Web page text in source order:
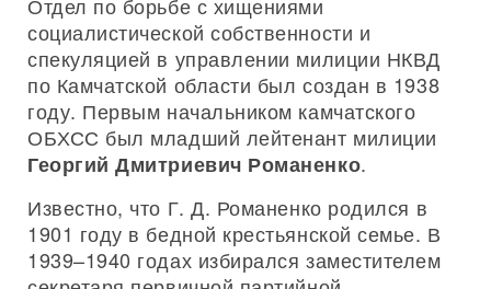
социалистической собственности и
спекуляцией в управлении милиции НКВД
по Камчатской области был создан в 1938
году. Первым начальником камчатского
ОБХСС был младший лейтенант милиции
Георгий Дмитриевич Романенко.
Известно, что Г. Д. Романенко родился в
1901 году в бедной крестьянской семье. В
1939–1940 годах избирался заместителем